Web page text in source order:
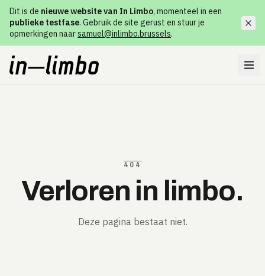
Dit is de nieuwe website van In Limbo, momenteel in een
publieke testfase. Gebruik de site gerust en stuur je
opmerkingen naarsamuel@inlimbo.brussels.
404
Verloren in limbo.
Deze pagina bestaat niet.